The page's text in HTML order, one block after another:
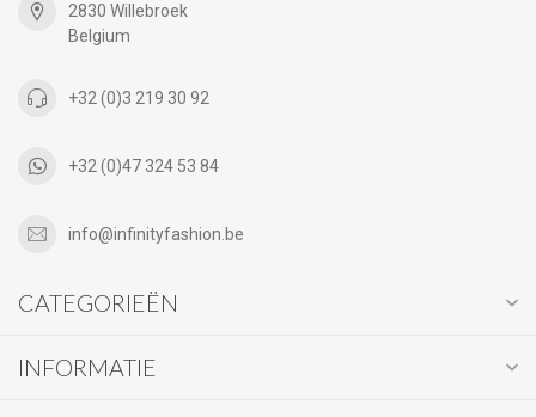
2830 Willebroek
Belgium
+32 (0)3 219 30 92
+32 (0)47 324 53 84
info@infinityfashion.be
CATEGORIEËN
INFORMATIE